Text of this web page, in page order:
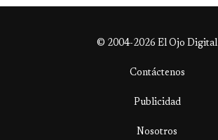
© 2004-2026 El Ojo Digital
Contáctenos
Publicidad
Nosotros